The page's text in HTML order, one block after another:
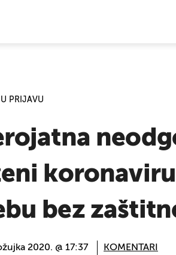
PRIJAVU
bez
2020. @ 17:37 KOMENTARI